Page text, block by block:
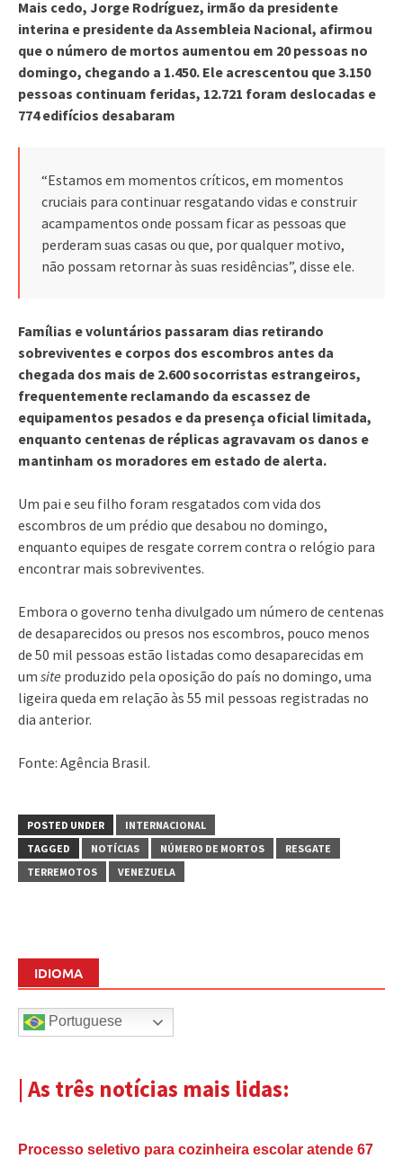
Mais cedo, Jorge Rodríguez, irmão da presidente
interina e presidente da Assembleia Nacional, afirmou
que o número de mortos aumentou em 20 pessoas no
domingo, chegando a 1.450. Ele acrescentou que 3.150
pessoas continuam feridas, 12.721 foram deslocadas e
774 edifícios desabaram
“Estamos em momentos críticos, em momentos
cruciais para continuar resgatando vidas e construir
acampamentos onde possam ficar as pessoas que
perderam suas casas ou que, por qualquer motivo,
não possam retornar às suas residências”, disse ele.
Famílias e voluntários passaram dias retirando
sobreviventes e corpos dos escombros antes da
chegada dos mais de 2.600 socorristas estrangeiros,
frequentemente reclamando da escassez de
equipamentos pesados e da presença oficial limitada,
enquanto centenas de réplicas agravavam os danos e
mantinham os moradores em estado de alerta.
Um pai e seu filho foram resgatados com vida dos
escombros de um prédio que desabou no domingo,
enquanto equipes de resgate correm contra o relógio para
encontrar mais sobreviventes.
Embora o governo tenha divulgado um número de centenas
de desaparecidos ou presos nos escombros, pouco menos
de 50 mil pessoas estão listadas como desaparecidas em
um site produzido pela oposição do país no domingo, uma
ligeira queda em relação às 55 mil pessoas registradas no
dia anterior.
Fonte: Agência Brasil.
POSTED UNDER
INTERNACIONAL
TAGGED
NOTÍCIAS NÚMERO DE MORTOS
RESGATE
TERREMOTOS
VENEZUELA
IDIOMA
Portuguese
| As três notícias mais lidas:
Processo seletivo para cozinheira escolar atende 67